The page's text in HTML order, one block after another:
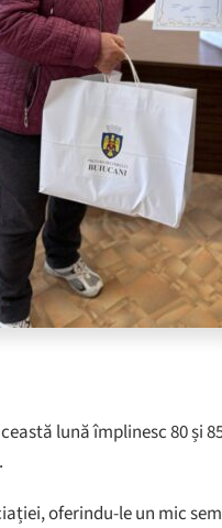
lună împlinesc 80 și
oferindu-le un mic